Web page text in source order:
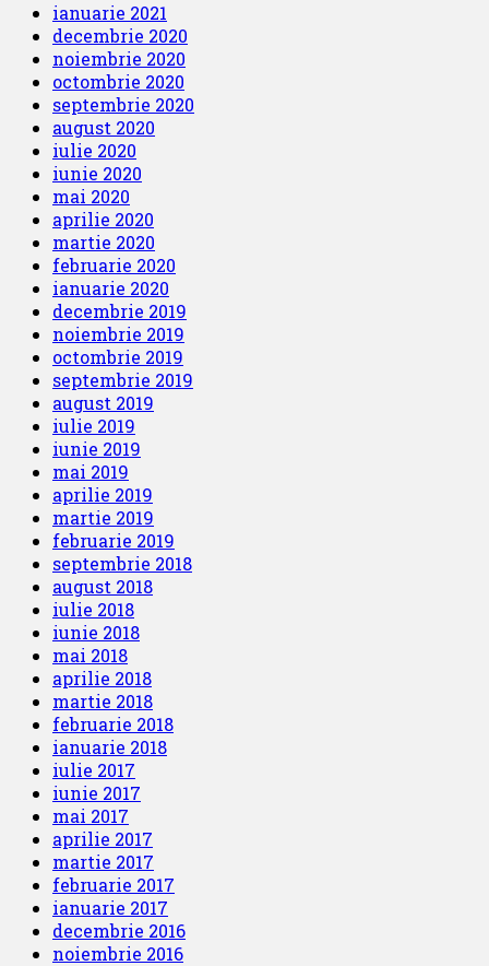
ianuarie 2021
decembrie 2020
noiembrie 2020
octombrie 2020
septembrie 2020
august 2020
iulie 2020
iunie 2020
mai 2020
aprilie 2020
martie 2020
februarie 2020
ianuarie 2020
decembrie 2019
noiembrie 2019
octombrie 2019
septembrie 2019
august 2019
iulie 2019
iunie 2019
mai 2019
aprilie 2019
martie 2019
februarie 2019
septembrie 2018
august 2018
iulie 2018
iunie 2018
mai 2018
aprilie 2018
martie 2018
februarie 2018
ianuarie 2018
iulie 2017
iunie 2017
mai 2017
aprilie 2017
martie 2017
februarie 2017
ianuarie 2017
decembrie 2016
noiembrie 2016